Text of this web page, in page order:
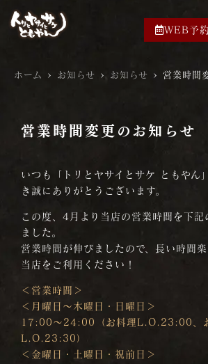
WEB予約
ホーム > お知らせ > お知らせ > 営業時間
営業時間変更のお知らせ
いつも「トリとヤサイとサケ ともやん
き誠にありがとうございます。
この度、4月より当店の営業時間を下記
ました。
営業時間が伸びましたので、長い時間
当店をご利用ください！
＜営業時間＞
＜月曜日～木曜日・日曜日＞
17:00～24:00（お料理L.O.23:00、
L.O.23:30）
＜金曜日・土曜日・祝前日＞